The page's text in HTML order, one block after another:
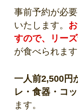
事前予約が必
いたします。
すので、リー
が食べられます
一人前2,500円
レ・食器・コ
ます。